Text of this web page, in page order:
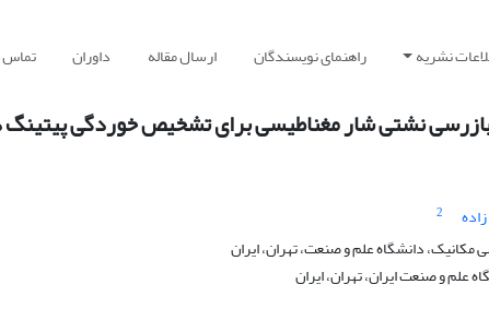
نشریه راهنمای نویسندگان ارسال مقاله داوران تماس
نشتی شار مغناطیسی برای تشخیص خوردگی پیتینگ
2
دانشگاه علم و صنعت، تهران، ایران
و صنعت ایران، تهران، ایران